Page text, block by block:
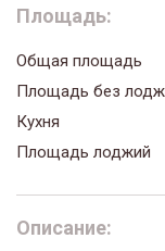
Площадь:
Общая площадь
Площадь без
Кухня
Площадь лоджий
Описание: